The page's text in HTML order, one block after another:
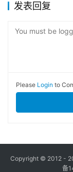
发表回复
You must be
Please Login to
Copyright © 2012 -
备